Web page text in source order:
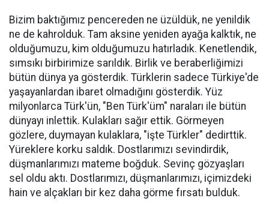
Bizim baktığımız pencereden ne üzüldük, ne yenildik
ne de kahrolduk. Tam aksine yeniden ayağa kalktık, ne
olduğumuzu, kim olduğumuzu hatırladık. Kenetlendik,
sımsıkı birbirimize sarıldık. Birlik ve beraberliğimizi
bütün dünya ya gösterdik. Türklerin sadece Türkiye'de
yaşayanlardan ibaret olmadığını gösterdik. Yüz
milyonlarca Türk'ün, "Ben Türk'üm" naraları ile bütün
dünyayı inlettik. Kulakları sağır ettik. Görmeyen
gözlere, duymayan kulaklara, "işte Türkler" dedirttik.
Yüreklere korku saldık. Dostlarımızı sevindirdik,
düşmanlarımızı mateme boğduk. Sevinç gözyaşları
sel oldu aktı. Dostlarımızı, düşmanlarımızı, içimizdeki
hain ve alçakları bir kez daha görme fırsatı bulduk.